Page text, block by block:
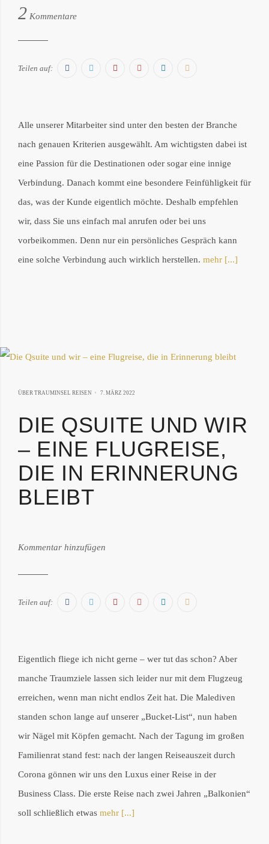
von:
Philipp
2 Kommentare
Teilen auf: FacebookTwitterPinterestGoogle+LinkedInE-
Alle unserer Mitarbeiter sind unter den besten der Branche
nach genauen Kriterien ausgewählt. Am wichtigsten dabei ist
eine Passion für die Destinationen oder sogar eine innige
Verbindung. Danach kommt eine besondere Feinfühligkeit für
das, was der Kunde eigentlich möchte. Deshalb empfehlen
wir, dass Sie uns einfach mal anrufen oder bei uns
vorbeikommen. Denn nur ein persönliches Gespräch kann
eine solche Verbindung auch wirklich herstellen. mehr [...]
ÜBER TRAUMINSEL REISEN 7. MÄRZ 2022
2023
DIE QSUITE UND WIR
– EINE FLUGREISE,
DIE IN ERINNERUNG
BLEIBT
Philipp
Kommentar hinzufügen
Teilen auf: FacebookTwitterPinterestGoogle+LinkedInE-
Eigentlich fliege ich nicht gerne – wer tut das schon? Aber
manche Traumziele lassen sich leider nur mit dem Flugzeug
erreichen, wenn man nicht endlos Zeit hat. Die Malediven
standen schon lange auf unserer „Bucket-List“, nun haben
wir Nägel mit Köpfen gemacht. Nach der Tagung im großen
Familienrat stand fest: nach der langen Reiseauszeit durch
Corona gönnen wir uns den Luxus einer Reise in der
Business Class. Die erste Reise nach zwei Jahren „Balkonien“
soll schließlich etwas mehr [...]